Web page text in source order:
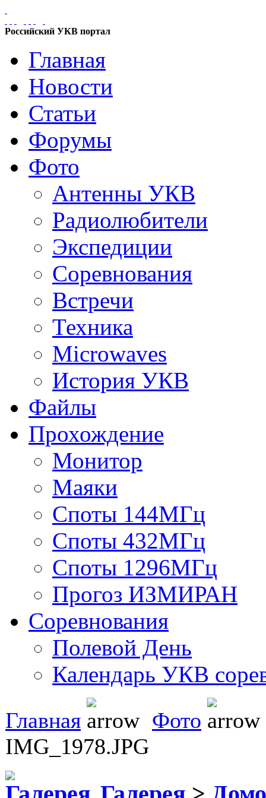
Российский УКВ портал
Главная
Новости
Статьи
Форумы
Фото
Антенны УКВ
Радиолюбители
Экспедиции
Соревнования
Встречи
Техника
Microwaves
История УКВ
Файлы
Прохождение
Монитор
Маяки
Споты 144МГц
Споты 432МГц
Споты 1296МГц
Прогоз ИЗМИРАН
Соревнования
Полевой День
Календарь УКВ
Главная
Фото
IMG_1978.JPG